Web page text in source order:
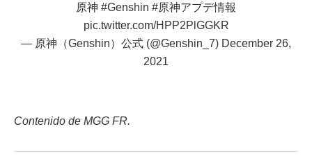
原神 #Genshin #原神アプデ情報
pic.twitter.com/HPP2PlGGKR
— 原神（Genshin）公式 (@Genshin_7) December 26,
2021
Contenido de MGG FR.